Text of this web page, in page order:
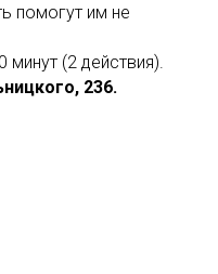
помогут им не
(2 действия).
236.